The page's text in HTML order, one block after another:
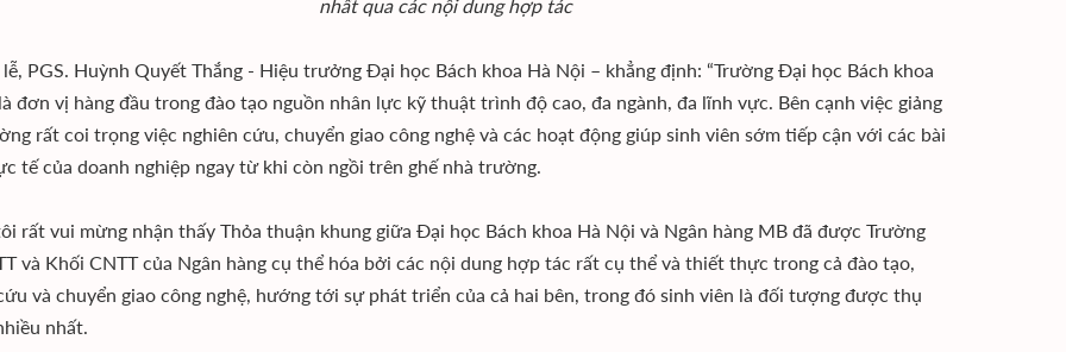
nhất qua các nội dung hợp tác
lễ, PGS. Huỳnh Quyết Thắng - Hiệu trưởng Đại học Bách khoa Hà Nội – khẳng định: “Trường Đại học Bách khoa
đơn vị hàng đầu trong đào tạo nguồn nhân lực kỹ thuật trình độ cao, đa ngành, đa lĩnh vực. Bên cạnh việc giảng
rất coi trọng việc nghiên cứu, chuyển giao công nghệ và các hoạt động giúp sinh viên sớm tiếp cận với các bài
tế của doanh nghiệp ngay từ khi còn ngồi trên ghế nhà trường.
rất vui mừng nhận thấy Thỏa thuận khung giữa Đại học Bách khoa Hà Nội và Ngân hàng MB đã được Trường
và Khối CNTT của Ngân hàng cụ thể hóa bởi các nội dung hợp tác rất cụ thể và thiết thực trong cả đào tạo,
và chuyển giao công nghệ, hướng tới sự phát triển của cả hai bên, trong đó sinh viên là đối tượng được thụ
nhất.